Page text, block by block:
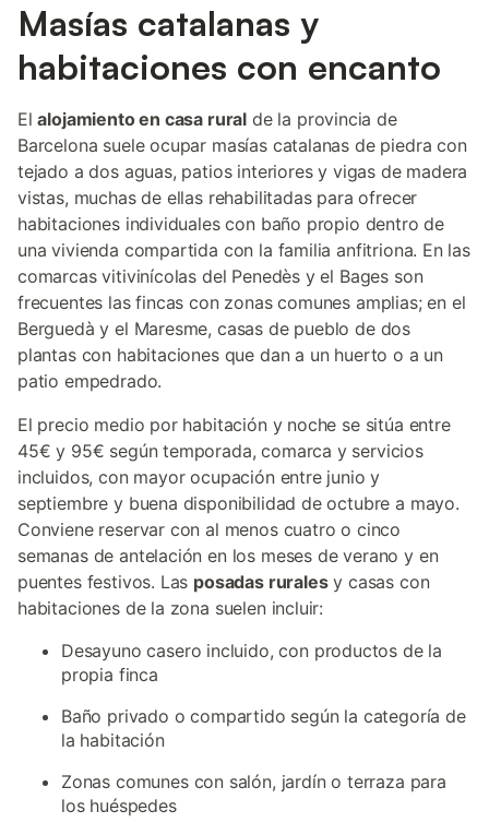
Masías catalanas y
habitaciones con encanto
Elalojamiento en casa rural de la provincia de
Barcelona suele ocupar masías catalanas de piedra con
tejado a dos aguas, patios interiores y vigas de madera
vistas, muchas de ellas rehabilitadas para ofrecer
habitaciones individuales con baño propio dentro de
una vivienda compartida con la familia anfitriona. En las
comarcas vitivinícolas del Penedès y el Bages son
frecuentes las fincas con zonas comunes amplias; en el
Berguedà y el Maresme, casas de pueblo de dos
plantas con habitaciones que dan a un huerto o a un
patio empedrado.
El precio medio por habitación y noche se sitúa entre
45€ y 95€ según temporada, comarca y servicios
incluidos, con mayor ocupación entre junio y
septiembre y buena disponibilidad de octubre a mayo.
Conviene reservar con al menos cuatro o cinco
semanas de antelación en los meses de verano y en
puentes festivos. Las posadas ruralesy casas con
habitaciones de la zona suelen incluir:
Desayuno casero incluido, con productos de la
propia finca
Baño privado o compartido según la categoría de
la habitación
Zonas comunes con salón, jardín o terraza para
los huéspedes